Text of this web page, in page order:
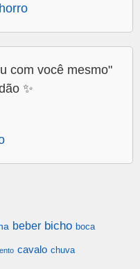
com você mesmo"
✨
beber bicho boca
cavalo chuva